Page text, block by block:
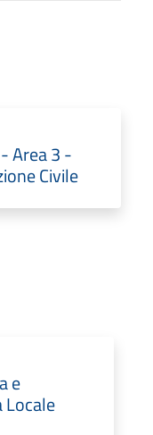
Area 3 -
Civile
e
Locale